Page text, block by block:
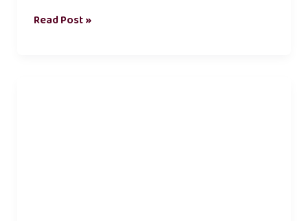
Read Post »